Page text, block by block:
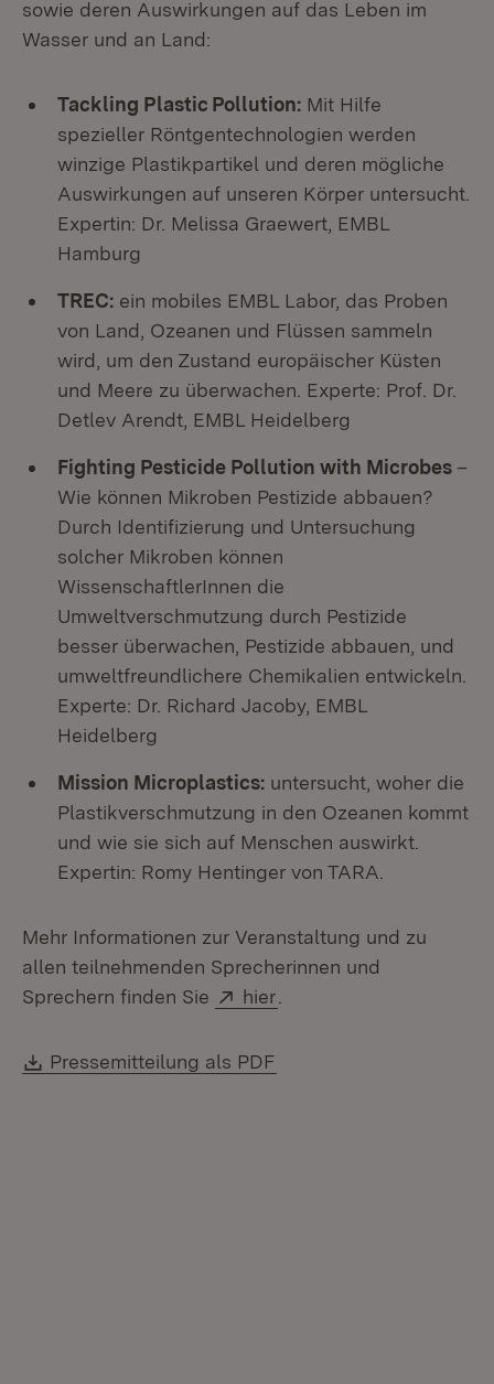
sowie deren Auswirkungen auf das Leben im
Wasser und an Land:
Tackling Plastic Pollution: Mit Hilfe
spezieller Röntgentechnologien werden
winzige Plastikpartikel und deren mögliche
Auswirkungen auf unseren Körper untersucht.
Expertin: Dr. Melissa Graewert, EMBL
Hamburg
TREC: ein mobiles EMBL Labor, das Proben
von Land, Ozeanen und Flüssen sammeln
wird, um den Zustand europäischer Küsten
und Meere zu überwachen. Experte: Prof. Dr.
Detlev Arendt, EMBL Heidelberg
Fighting Pesticide Pollution with Microbes –
Wie können Mikroben Pestizide abbauen?
Durch Identifizierung und Untersuchung
solcher Mikroben können
WissenschaftlerInnen die
Umweltverschmutzung durch Pestizide
besser überwachen, Pestizide abbauen, und
umweltfreundlichere Chemikalien entwickeln.
Experte: Dr. Richard Jacoby, EMBL
Heidelberg
Mission Microplastics: untersucht, woher die
Plastikverschmutzung in den Ozeanen kommt
und wie sie sich auf Menschen auswirkt.
Expertin: Romy Hentinger von TARA.
Mehr Informationen zur Veranstaltung und zu
allen teilnehmenden Sprecherinnen und
Sprechern finden Sie
Extern:
hier
Download:
Pressemitteilung als PDF